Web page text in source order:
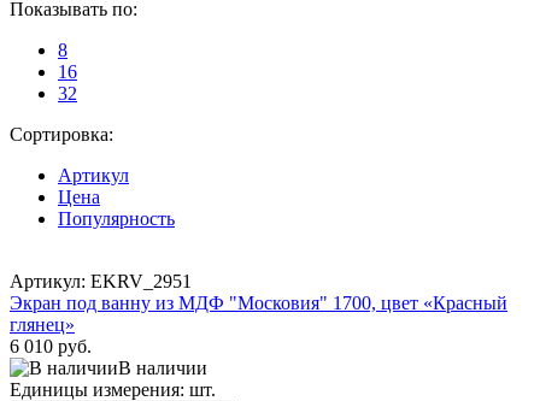
Показывать по:
8
16
32
Сортировка:
Артикул
Цена
Популярность
Артикул: EKRV_2951
Экран под ванну из МДФ "Московия" 1700, цвет «Красный
глянец»
6 010 руб.
В наличии
Единицы измерения: шт.